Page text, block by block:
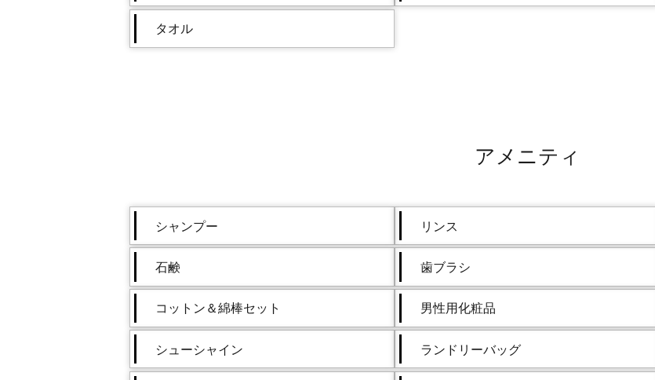
タオル
アメニティ
シャンプー リンス
石鹸 歯ブラシ
コットン＆綿棒セット 男性用化粧品
シューシャイン ランドリーバッグ